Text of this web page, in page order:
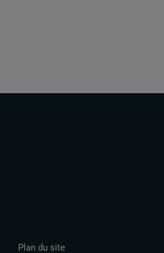
Plan du site